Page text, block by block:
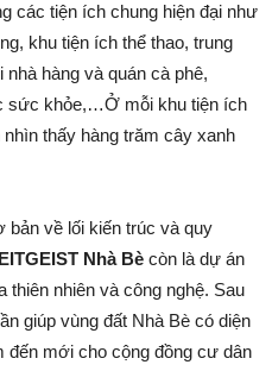
các tiện ích chung hiện đại như
khu tiện ích thể thao, trung
hàng và quán cà phê,
sức khỏe,…Ở mỗi khu tiện ích
thấy hàng trăm cây xanh
bản về lối kiến trúc và quy
Nhà Bè còn là dự án
thiên nhiên và công nghệ. Sau
giúp vùng đất Nhà Bè có diện
mới cho cộng đồng cư dân